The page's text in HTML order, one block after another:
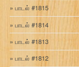
பாடல் #1815
பாடல் #1814
பாடல் #1813
பாடல் #1812